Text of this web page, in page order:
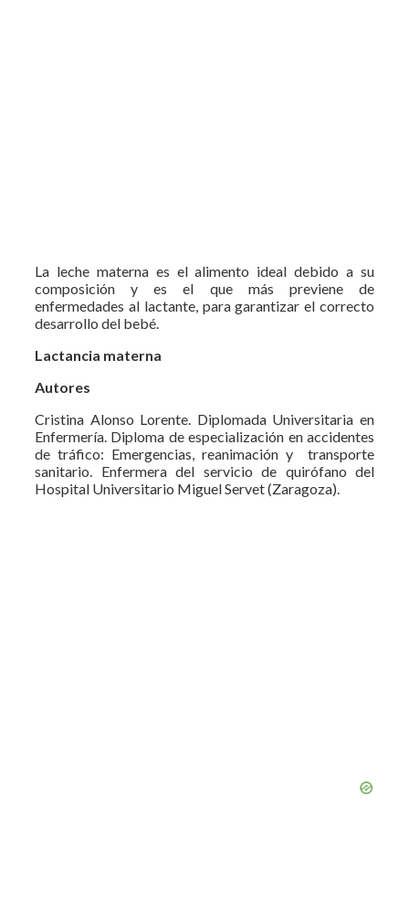
La leche materna es el alimento ideal debido a su
composición y es el que más previene de
enfermedades al lactante, para garantizar el correcto
desarrollo del bebé.
Lactancia materna
Autores
Cristina Alonso Lorente. Diplomada Universitaria en
Enfermería. Diploma de especialización en accidentes
de tráfico: Emergencias, reanimación y transporte
sanitario. Enfermera del servicio de quirófano del
Hospital Universitario Miguel Servet (Zaragoza).